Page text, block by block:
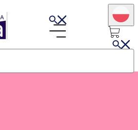
różne kremy do twarzy?